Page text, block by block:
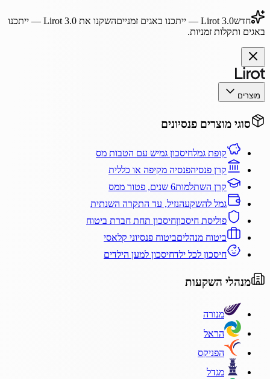
חדשLirot 3.0 — ייתכנו באגים זמנייםהשקנו את Lirot 3.0— ייתכנו
באגים ותקלות זמניות.
מוצרים
סוגי מוצרים פנסיונים
קופת גמלחיסכון גמיש עם הטבות מס
קרן פנסיהפנסיה מקיפה או כללית
קרן השתלמות6 שנים, פטור ממס
גמל להשקעהנזיל, עד התקרה השנתית
פוליסת חיסכוןחיסכון תחת חברת ביטוח
ביטוח מנהליםביטוח פנסיוני קלאסי
חיסכון לכל ילדחיסכון למען הילדים
מנהלי השקעות
מנורה
הראל
הפניקס
מגדל